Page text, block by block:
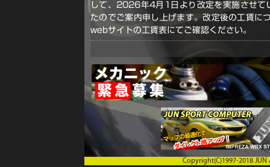
して、2026年4月1日より改定を実施させて
たのでご案内申し上げます。改定後の工賃に
webサイトの工賃表にてご確認ください。
Copyright(C)1997-2018 JUN